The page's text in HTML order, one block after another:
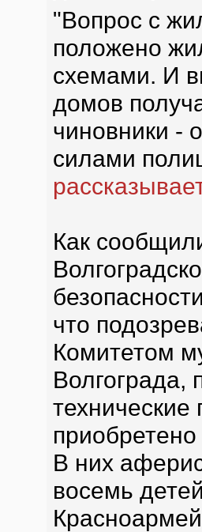
"Вопрос с
положено
схемами. И
домов
чиновники -
силами
Как
что
Комитетом
Волгограда,
В них
восемь